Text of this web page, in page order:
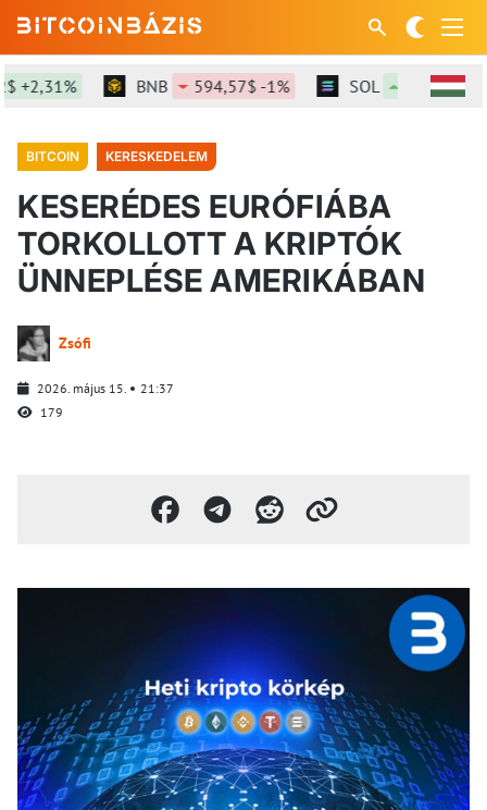
BNB 594,57$ -1% SOL 73,96$ +0,02%
BITCOIN KERESKEDELEM
KESERÉDES EURÓFIÁBA
TORKOLLOTT A KRIPTÓK
ÜNNEPLÉSE AMERIKÁBAN
Zsófi
2026. május 15.
21:37
179